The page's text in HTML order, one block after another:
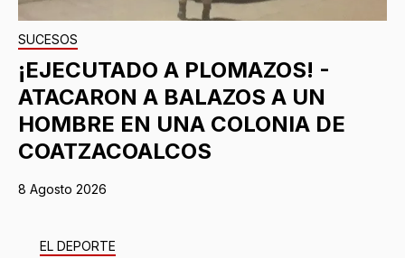
SUCESOS
¡EJECUTADO A PLOMAZOS! -
ATACARON A BALAZOS A UN
HOMBRE EN UNA COLONIA DE
COATZACOALCOS
8 Agosto 2026
EL DEPORTE